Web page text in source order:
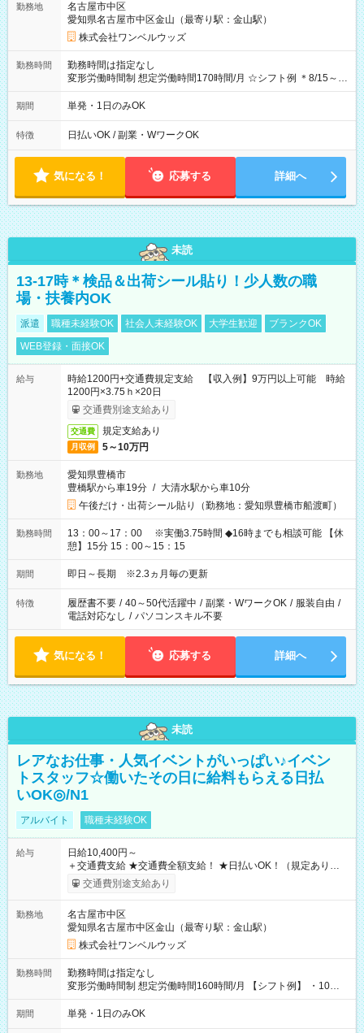
期間なし
勤務地
名古屋市中区
愛知県名古屋市中区金山（最寄り駅：金山駅）
株式会社ワンベルウッズ
勤務時間
勤務時間は指定なし
変形労働時間制 想定労働時間170時間/月 ☆シフト例 ＊8/15～
10/26 全日共通 08：00～12：00 17：00～21：00 ＊8/31
～9/19のみ下記シフトもあります！ 12：00～16：00 ＊9/6～
00
期間 単発・1日のみOK
特徴 日払いOK / 副業・WワークOK
気になる！ 応募する 詳細へ
未読
13-17時＊検品＆出荷シール貼り！少人数の職
場・扶養内OK
派遣 職種未経験OK 社会人未経験OK 大学生歓迎
ブランクOK
WEB登録・面接OK
給与
時給1200円+交通費規定支給 【収入例】9万円以上可能 時給
1200円×3.75ｈ×20日
交通費別途支給あり
交通費 規定支給あり
月収例 5～10万円
勤務地
愛知県豊橋市
豊橋駅から車19分 / 大清水駅から車10分
午後だけ・出荷シール貼り（勤務地：愛知県豊橋市船渡町）
勤務時間
13：00～17：00 ※実働3.75時間 ◆16時までも相談可能 【休
憩】15分 15：00～15：15
期間 即日～長期 ※2.3ヵ月毎の更新
特徴 履歴書不要 / 40～50代活躍中 / 副業・WワークOK / 服装自由 /
電話対応なし / パソコンスキル不要
気になる！ 応募する 詳細へ
未読
レアなお仕事・人気イベントがいっぱい♪イベン
トスタッフ☆働いたその日に給料もらえる日払
いOK◎/N1
アルバイト 職種未経験OK
給与
日給10,400円～
＋交通費支給 ★交通費全額支給！ ★日払いOK！（規定あり） ┗
働いたその日に現金GET♪ お仕事後はコンビニATMから 日払
交通費別途支給あり
勤務地
名古屋市中区
愛知県名古屋市中区金山（最寄り駅：金山駅）
株式会社ワンベルウッズ
勤務時間
勤務時間は指定なし
変形労働時間制 想定労働時間160時間/月 【シフト例】 ・10：
00～20：00
期間 単発・1日のみOK